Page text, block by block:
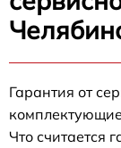
Гарантия от
Что считается